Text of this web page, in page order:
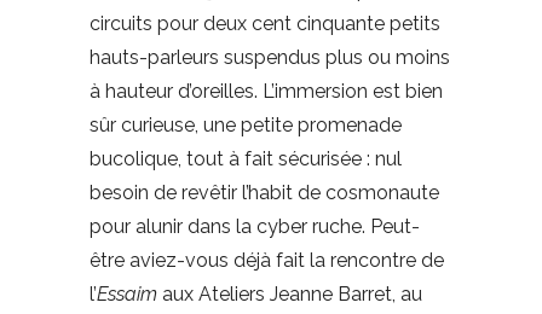
circuits pour deux cent cinquante petits
hauts-parleurs suspendus plus ou moins
à hauteur d’oreilles. L’immersion est bien
sûr curieuse, une petite promenade
bucolique, tout à fait sécurisée : nul
besoin de revêtir l’habit de cosmonaute
pour alunir dans la cyber ruche. Peut-
être aviez-vous déjà fait la rencontre de
l’Essaim aux Ateliers Jeanne Barret, au